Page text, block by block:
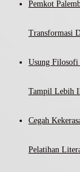
Pemkot
Transformasi
Usung
Tampil Lebih
Cegah
Pelatihan